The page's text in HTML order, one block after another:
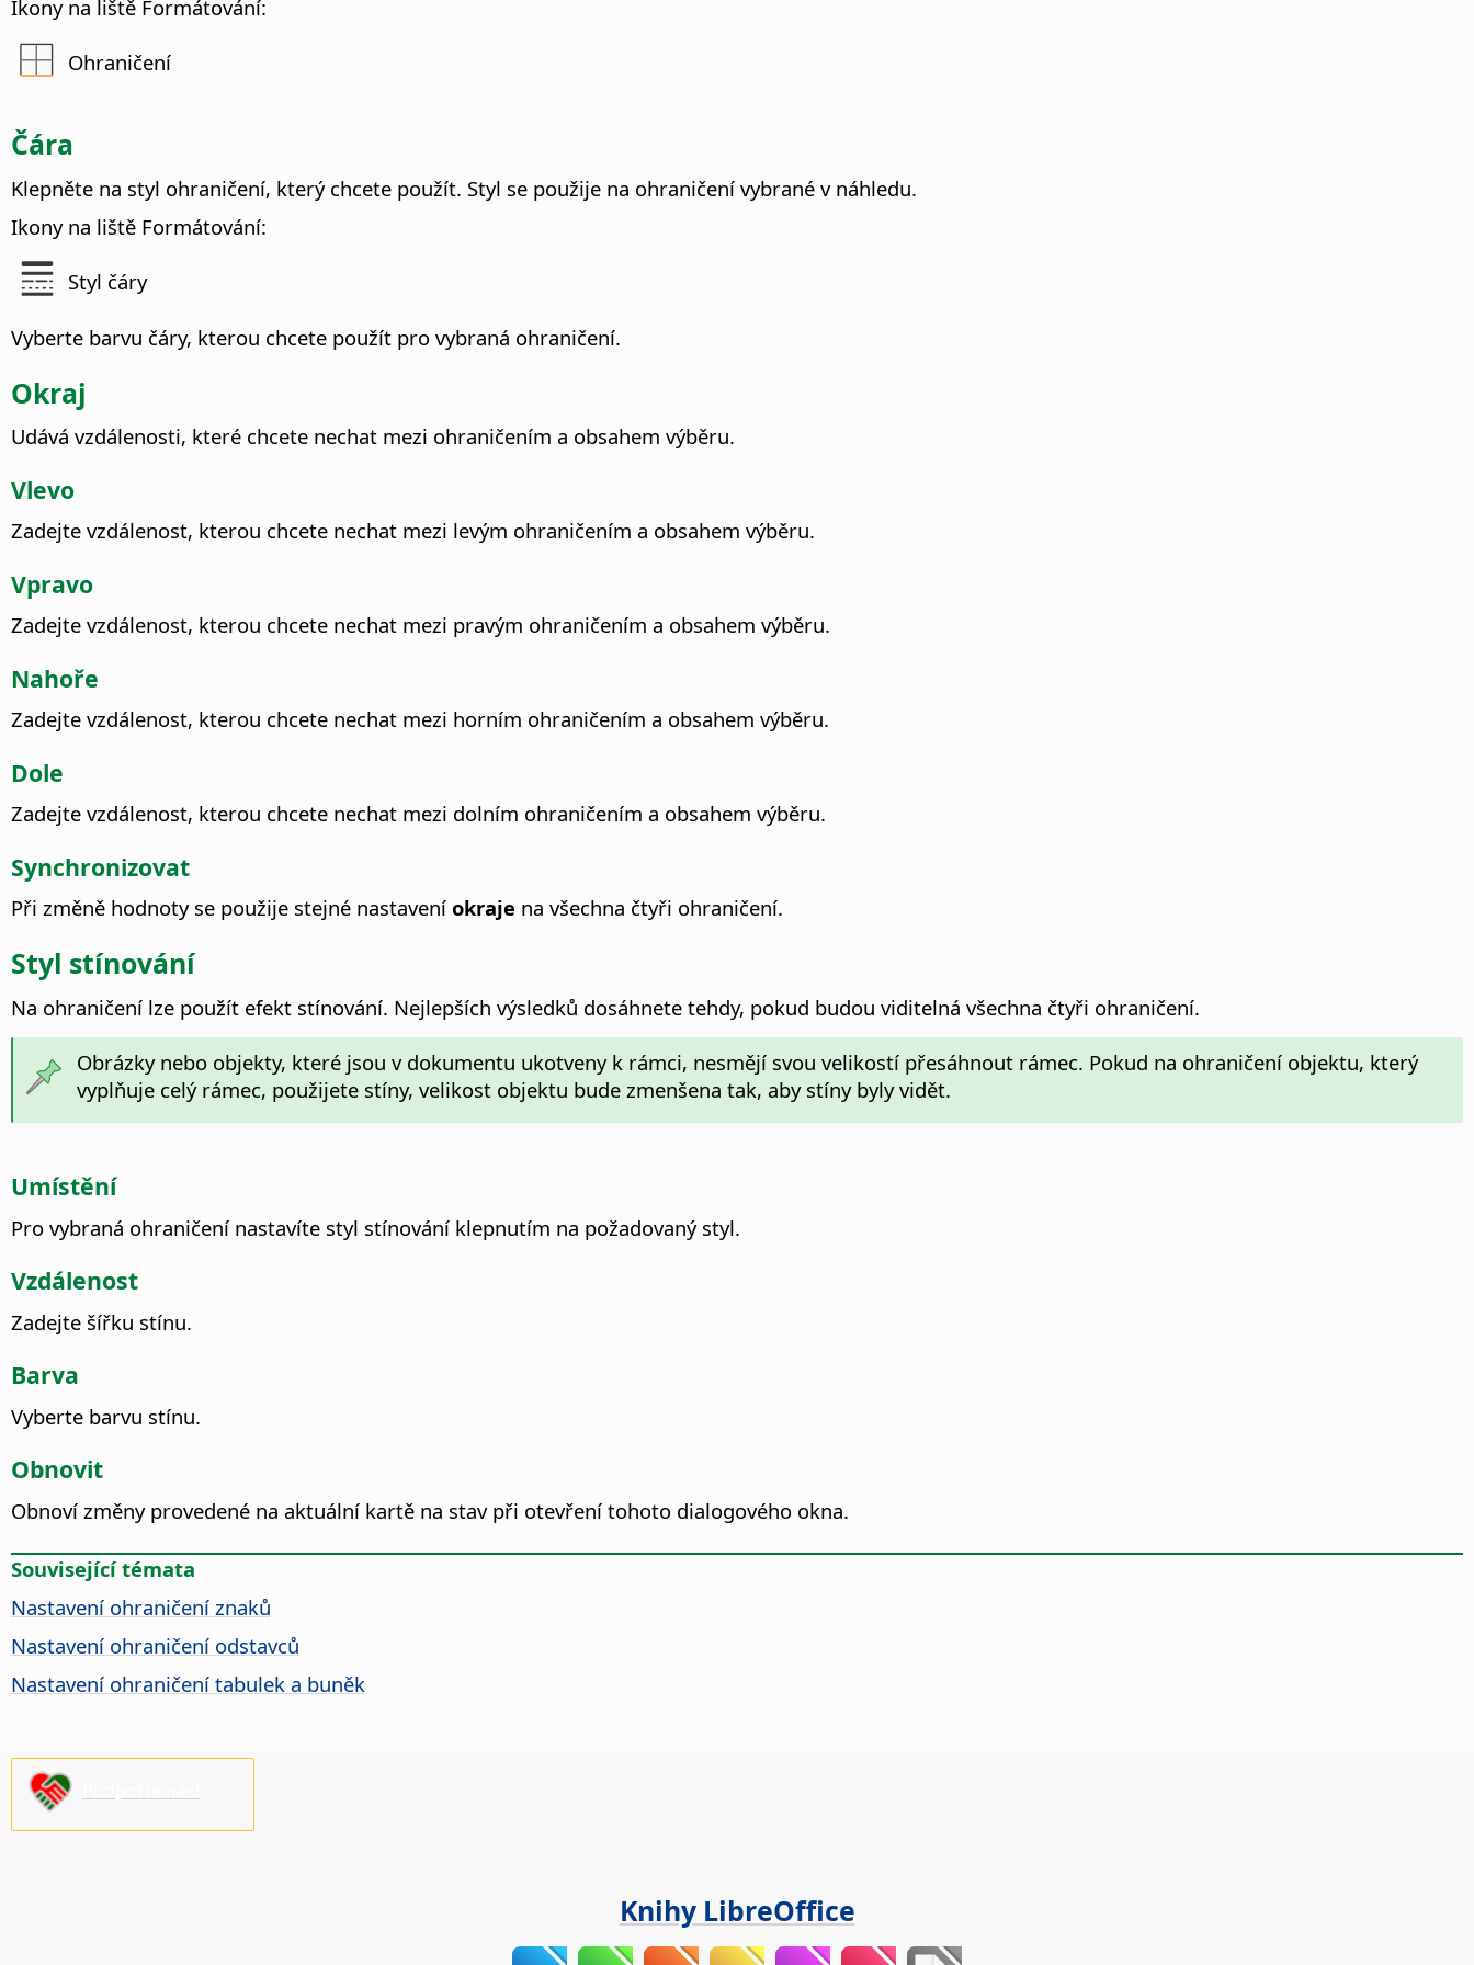
Ikony na liště Formátování:
Ohraničení
Čára
Klepněte na styl ohraničení, který chcete použít. Styl se použije na ohraničení vybrané v náhledu.
Ikony na liště Formátování:
Styl čáry
Vyberte barvu čáry, kterou chcete použít pro vybraná ohraničení.
Okraj
Udává vzdálenosti, které chcete nechat mezi ohraničením a obsahem výběru.
Vlevo
Zadejte vzdálenost, kterou chcete nechat mezi levým ohraničením a obsahem výběru.
Vpravo
Zadejte vzdálenost, kterou chcete nechat mezi pravým ohraničením a obsahem výběru.
Nahoře
Zadejte vzdálenost, kterou chcete nechat mezi horním ohraničením a obsahem výběru.
Dole
Zadejte vzdálenost, kterou chcete nechat mezi dolním ohraničením a obsahem výběru.
Synchronizovat
Při změně hodnoty se použije stejné nastavení okraje na všechna čtyři ohraničení.
Styl stínování
Na ohraničení lze použít efekt stínování. Nejlepších výsledků dosáhnete tehdy, pokud budou viditelná všechna čtyři ohraničení.
Obrázky nebo objekty, které jsou v dokumentu ukotveny k rámci, nesmějí svou velikostí přesáhnout rámec. Pokud na ohraničení objektu, který
vyplňuje celý rámec, použijete stíny, velikost objektu bude zmenšena tak, aby stíny byly vidět.
Umístění
Pro vybraná ohraničení nastavíte styl stínování klepnutím na požadovaný styl.
Vzdálenost
Zadejte šířku stínu.
Barva
Vyberte barvu stínu.
Obnovit
Obnoví změny provedené na aktuální kartě na stav při otevření tohoto dialogového okna.
Související témata
Nastavení ohraničení znaků
Nastavení ohraničení odstavců
Nastavení ohraničení tabulek a buněk
Knihy LibreOffice